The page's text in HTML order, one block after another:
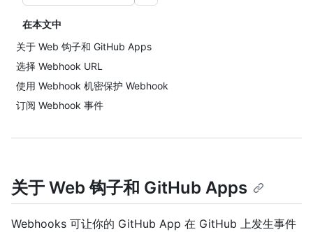
在本文中
关于 Web 钩子和 GitHub Apps
选择 Webhook URL
使用 Webhook 机密保护 Webhook
订阅 Webhook 事件
关于 Web 钩子和 GitHub Apps
Webhooks 可让你的 GitHub App 在 GitHub 上发生事件